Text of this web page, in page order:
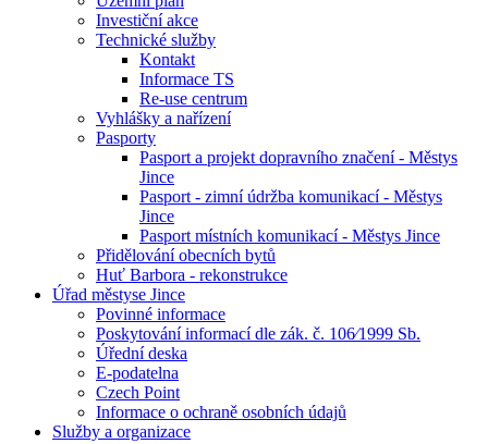
Investiční akce
Technické služby
Kontakt
Informace TS
Re-use centrum
Vyhlášky a nařízení
Pasporty
Pasport a projekt dopravního značení - Městys
Jince
Pasport - zimní údržba komunikací - Městys
Jince
Pasport místních komunikací - Městys Jince
Přidělování obecních bytů
Huť Barbora - rekonstrukce
Úřad městyse Jince
Povinné informace
Poskytování informací dle zák. č. 106⁄1999 Sb.
Úřední deska
E-podatelna
Czech Point
Informace o ochraně osobních údajů
Služby a organizace